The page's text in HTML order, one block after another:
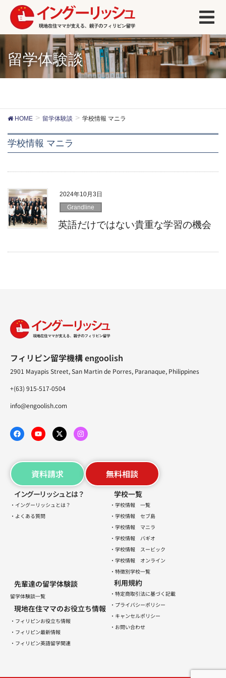
留学体験談
HOME 留学体験談 学校情報 マニラ
学校情報 マニラ
2024年10月3日
Grandline
英語だけではない貴重な学習の機会
フィリピン留学機構 engoolish
2901 Mayapis Street, San Martin de Porres, Paranaque, Philippines
+(63) 915-517-0504
info@engoolish.com
資料請求 無料相談
イングーリッシュとは？
・イングーリッシュとは？
・よくある質問
学校一覧
・学校情報 一覧
・学校情報 セブ島
・学校情報 マニラ
・学校情報 バギオ
・学校情報 スービック
・学校情報 オンライン
・特徴別学校一覧
先輩達の留学体験談
留学体験談一覧
現地在住ママのお役立ち情報
・フィリピンお役立ち情報
・フィリピン最新情報
・フィリピン英語留学関連
利用規約
・特定商取引法に基づく記載
・プライバシーポリシー
・キャンセルポリシー
・お問い合わせ